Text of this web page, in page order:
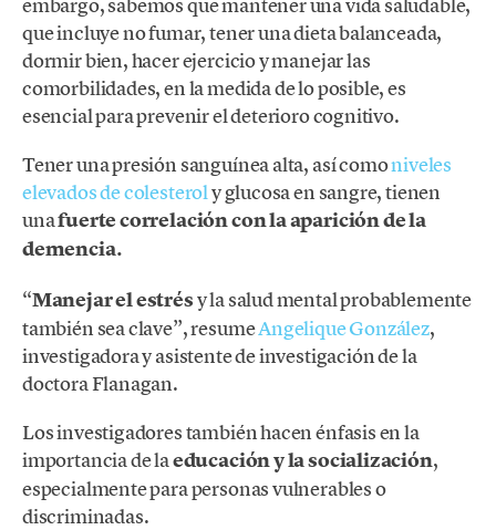
embargo, sabemos que mantener una vida saludable,
que incluye no fumar, tener una dieta balanceada,
dormir bien, hacer ejercicio y manejar las
comorbilidades, en la medida de lo posible, es
esencial para prevenir el deterioro cognitivo.
Tener una presión sanguínea alta, así comoniveles
elevados de colesteroly glucosa en sangre, tienen
unafuerte correlación con la aparición de la
demencia.
“Manejar el estrésy la salud mental probablemente
también sea clave”, resumeAngelique González,
investigadora y asistente de investigación de la
doctora Flanagan.
Los investigadores también hacen énfasis en la
importancia de laeducación y la socialización,
especialmente para personas vulnerables o
discriminadas.